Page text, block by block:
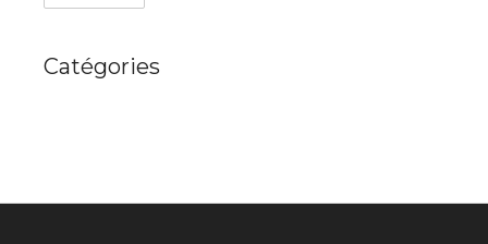
Catégories